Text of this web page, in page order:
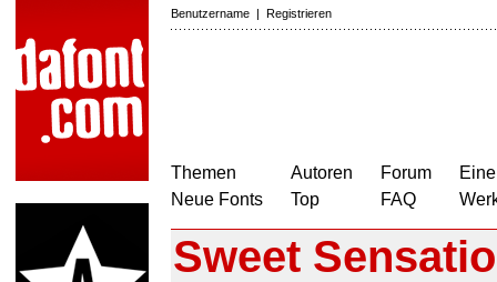
Benutzername | Registrieren
Themen
Neue Fonts
Autoren
Top
Forum
FAQ
Sweet